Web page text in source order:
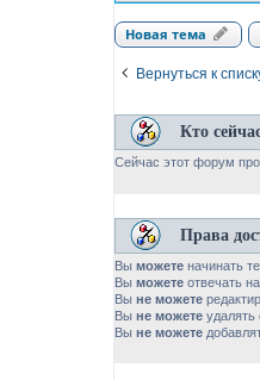
Новая тема
Вернуться к
Кто
Сейчас этот форум
Права
Вы можете начинать
Вы можете отвечать
Вы не можете
Вы не можете
Вы не можете